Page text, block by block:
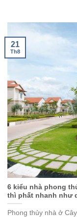
6 kiểu nhà phong
thì phất nhanh như
Phong thủy nhà ở
21
Th8